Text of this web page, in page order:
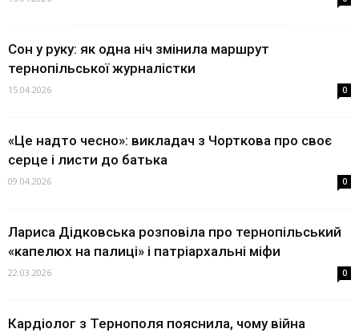
Сон у руку: як одна ніч змінила маршрут
тернопільської журналістки
15.04.2026 0
«Це надто чесно»: викладач з Чорткова про своє
серце і листи до батька
09.04.2026 0
Лариса Дідковська розповіла про тернопільський
«капелюх на палиці» і патріархальні міфи
22.03.2026 0
Кардіолог з Тернополя пояснила, чому війна